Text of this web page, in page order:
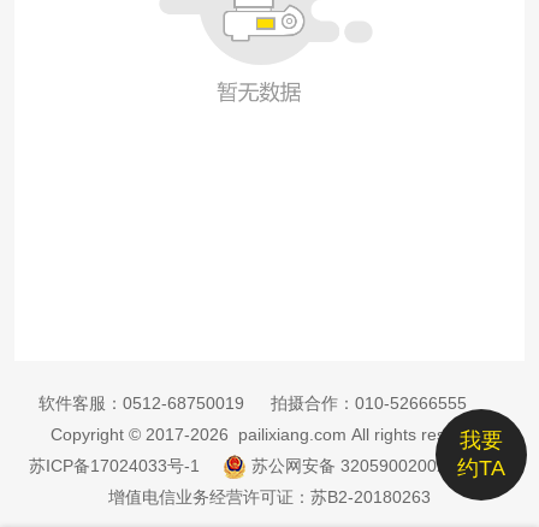
我要
约TA
软件客服： 0512-68750019 拍摄合作： 010-52666555
Copyright © 2017-2026 pailixiang.com All rights reserved
苏ICP备17024033号-1
苏公网安备 32059002002885号
增值电信业务经营许可证：苏B2-20180263